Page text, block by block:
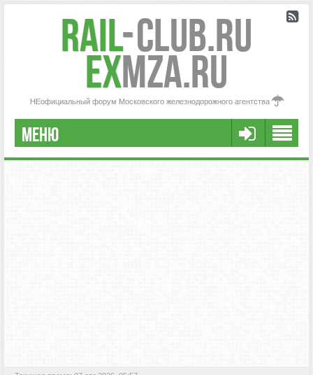
Rail-Club.RU
exMZA.RU
НЕофициальный форум Московского железнодорожного агентства
МЕНЮ
РЕГИСТРАЦИЯ